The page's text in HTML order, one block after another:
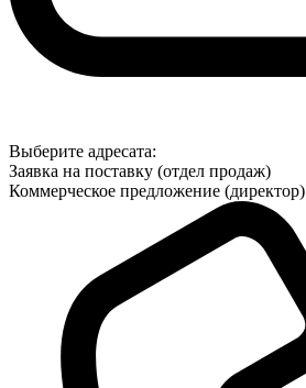
Выберите адресата:
Заявка на поставку (отдел продаж)
Коммерческое предложение (директор)